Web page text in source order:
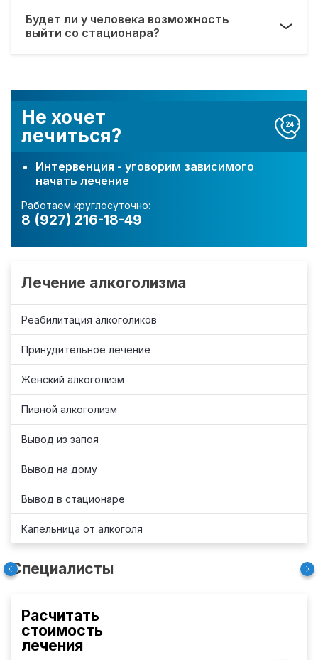
Не хочет
лечиться?
Интервенция - уговорим зависимого
начать лечение
Работаем круглосуточно:
8 (927) 216-18-49
Лечение алкоголизма
Реабилитация алкоголиков
Принудительное лечение
Женский алкоголизм
Пивной алкоголизм
Вывод из запоя
Вывод на дому
Вывод в стационаре
Капельница от алкоголя
Специалисты
Расчитать
стоимость
лечения
Будет ли у человека возможность
выйти со стационара?